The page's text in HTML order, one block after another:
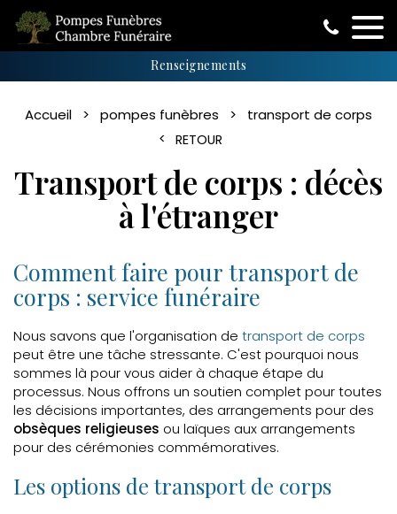
Renseignements
Accueil pompes funèbres transport de corps
RETOUR
Transport de corps : décès
à l'étranger
Comment faire pour transport de
corps : service funéraire
Nous savons que l'organisation de transport de corps
peut être une tâche stressante. C'est pourquoi nous
sommes là pour vous aider à chaque étape du
processus. Nous offrons un soutien complet pour toutes
les décisions importantes, des arrangements pour des
obsèques religieuses ou laïques aux arrangements
pour des cérémonies commémoratives.
Les options de transport de corps